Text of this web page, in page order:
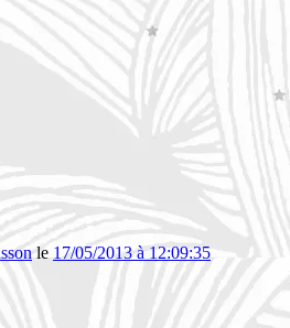
le 17/05/2013 à 12:09:35